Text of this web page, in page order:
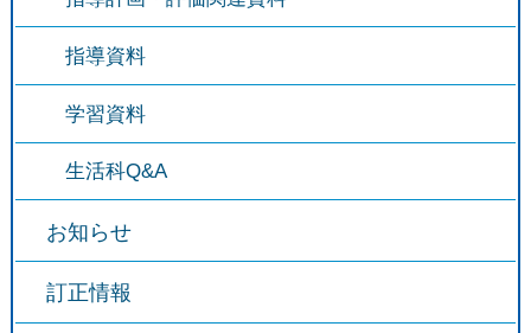
指導資料
学習資料
生活科Q&A
お知らせ
訂正情報